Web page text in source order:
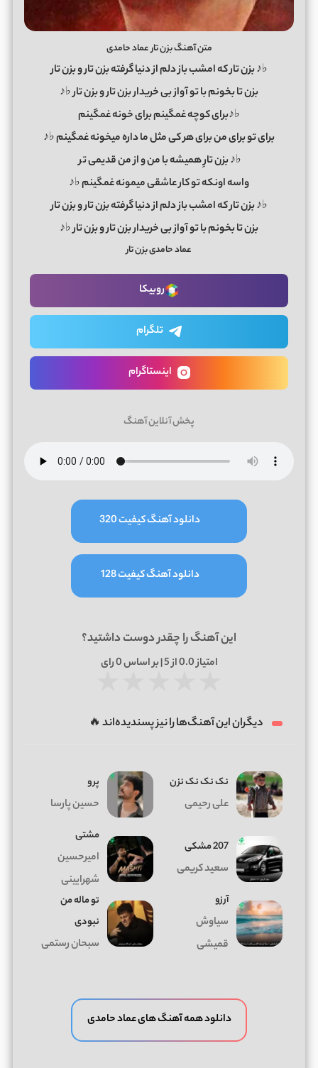
متن آهنگ بزن تار عماد حامدی
♭♪ بزن تار که امشب باز دلم از دنیا گرفته بزن تار و بزن تار
بزن تا بخونم با تو آواز بی خریدار بزن تار و بزن تار ♭♪
♭♪برای کوچه غمگینم برای خونه غمگینم
برای تو برای من برای هر کی مثل ما داره میخونه غمگینم ♭♪
♭♪ بزن تارِ همیشه با من و از من قدیمی تر
واسه اونکه تو کار عاشقی میمونه غمگینم ♭♪
♭♪ بزن تار که امشب باز دلم از دنیا گرفته بزن تار و بزن تار
بزن تا بخونم با تو آواز بی خریدار بزن تار و بزن تار ♭♪
عماد حامدی بزن تار
روبیکا
تلگرام
اینستاگرام
پخش آنلاین آهنگ
دانلود آهنگ کیفیت 320
دانلود آهنگ کیفیت 128
این آهنگ را چقدر دوست داشتید؟
امتیاز0.0از 5 | بر اساس 0رای
دیگران این آهنگ‌ها را نیز پسندیده‌اند 🔥
نک نک نک نزن
علی رحیمی
پرو
حسین پارسا
207 مشکی
سعید کریمی
مشتی
امیرحسین
شهرایینی
آرزو
سیاوش
قمیشی
تو ماله من
نبودی
سبحان رستمی
دانلود همه آهنگ های عماد حامدی